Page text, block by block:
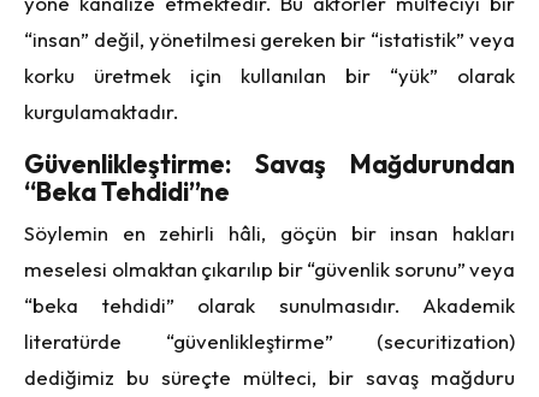
“insan” değil, yönetilmesi gereken bir “istatistik” veya
korku üretmek için kullanılan bir “yük” olarak
kurgulamaktadır.
Güvenlikleştirme: Savaş Mağdurundan
“Beka Tehdidi”ne
Söylemin en zehirli hâli, göçün bir insan hakları
meselesi olmaktan çıkarılıp bir “güvenlik sorunu” veya
“beka tehdidi” olarak sunulmasıdır. Akademik
literatürde “güvenlikleştirme” (securitization)
dediğimiz bu süreçte mülteci, bir savaş mağduru